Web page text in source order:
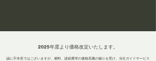
​2025年度より価格改定いたします。
誠に不本意ではございますが、燃料、諸経費等の価格高騰の煽りを受け、当社ガイドサービス